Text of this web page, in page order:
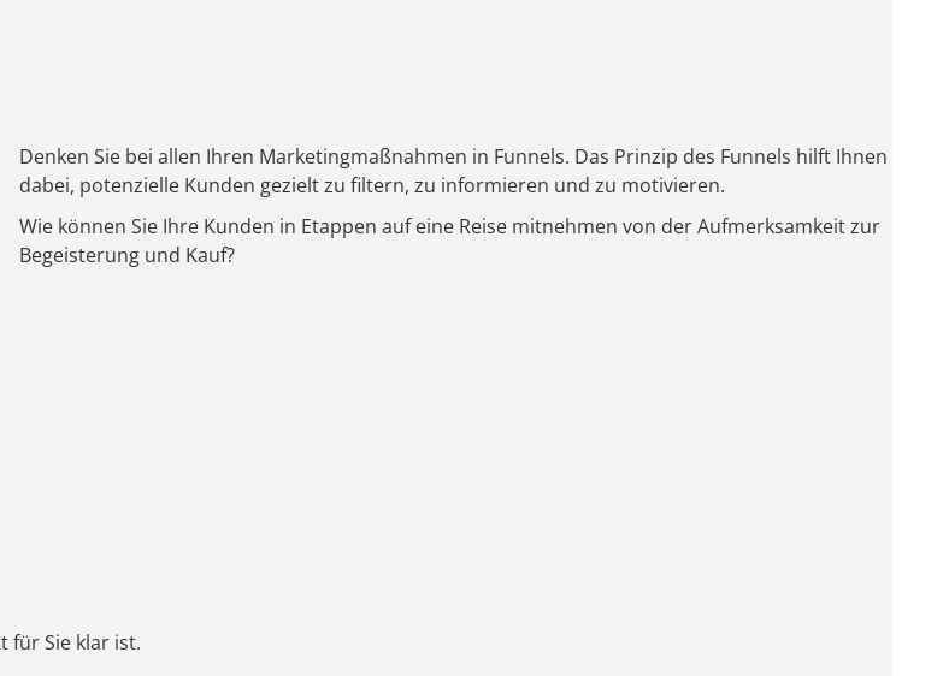
Denken Sie bei allen Ihren Marketingmaßnahmen in Funnels. Das Prinzip des Funnels hilft Ihnen
dabei, potenzielle Kunden gezielt zu filtern, zu informieren und zu motivieren.
Wie können Sie Ihre Kunden in Etappen auf eine Reise mitnehmen von der Aufmerksamkeit zur
Begeisterung und Kauf?
für Sie klar ist.